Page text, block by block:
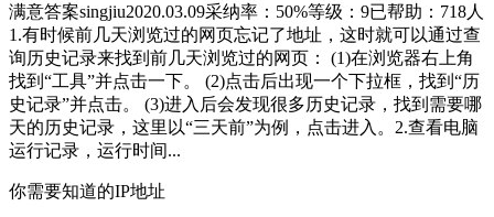
满意答案singjiu2020.03.09采纳率：50%等级：9已帮助：718人
1.有时候前几天浏览过的网页忘记了地址，这时就可以通过查
询历史记录来找到前几天浏览过的网页： (1)在浏览器右上角
找到“工具”并点击一下。 (2)点击后出现一个下拉框，找到“历
史记录”并点击。 (3)进入后会发现很多历史记录，找到需要哪
天的历史记录，这里以“三天前”为例，点击进入。2.查看电脑
运行记录，运行时间...
你需要知道的IP地址